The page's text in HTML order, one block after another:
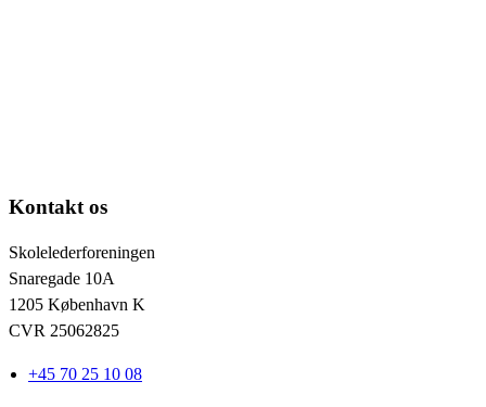
Kontakt os
Skolelederforeningen
Snaregade 10A
1205 København K
CVR 25062825
+45 70 25 10 08